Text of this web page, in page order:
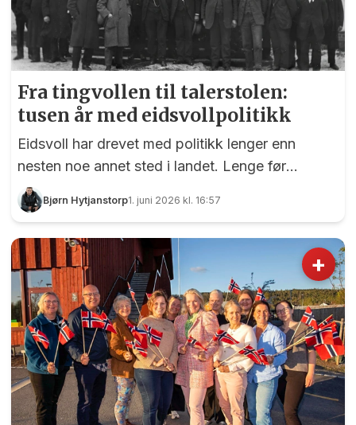
Fra tingvollen til talerstolen:
tusen år med eidsvollpolitikk
Eidsvoll har drevet med politikk lenger enn
nesten noe annet sted i landet. Lenge før
Grunnloven, lenge før kommunestyret, samlet
folk seg på vollen ved Vorma for å gi og ta lov.
middelalderens tingbønder til dagens tendenser
til skyttergravspolitikk – og underveis har vi sette
at mye har endret seg, men forbausende mye er
som før.
Bjørn Hytjanstorp1. juni 2026 kl. 16:57
+